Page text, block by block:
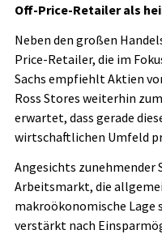
Off-Price-Retailer als
Neben den großen
Price-Retailer, die im
Sachs empfiehlt Aktien
Ross Stores weiterhin
erwartet, dass gerade
wirtschaftlichen Umfeld
Angesichts zunehmender
Arbeitsmarkt, die
makroökonomische Lage
verstärkt nach